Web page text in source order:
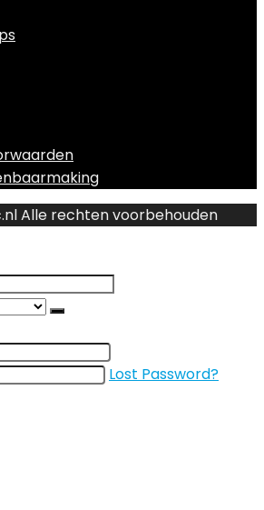
Alle rechten voorbehouden
Lost Password?